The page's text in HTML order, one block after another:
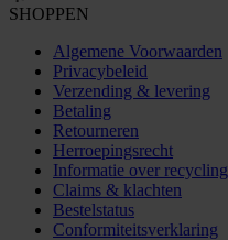
SHOPPEN
Algemene Voorwaarden
Privacybeleid
Verzending & levering
Betaling
Retourneren
Herroepingsrecht
Informatie over recycling
Claims & klachten
Bestelstatus
Conformiteitsverklaring